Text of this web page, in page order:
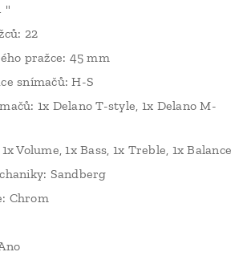
"
22
pražce: 45 mm
snímačů: H-S
1x Delano T-style, 1x Delano M-
Volume, 1x Bass, 1x Treble, 1x Balance
Sandberg
Chrom